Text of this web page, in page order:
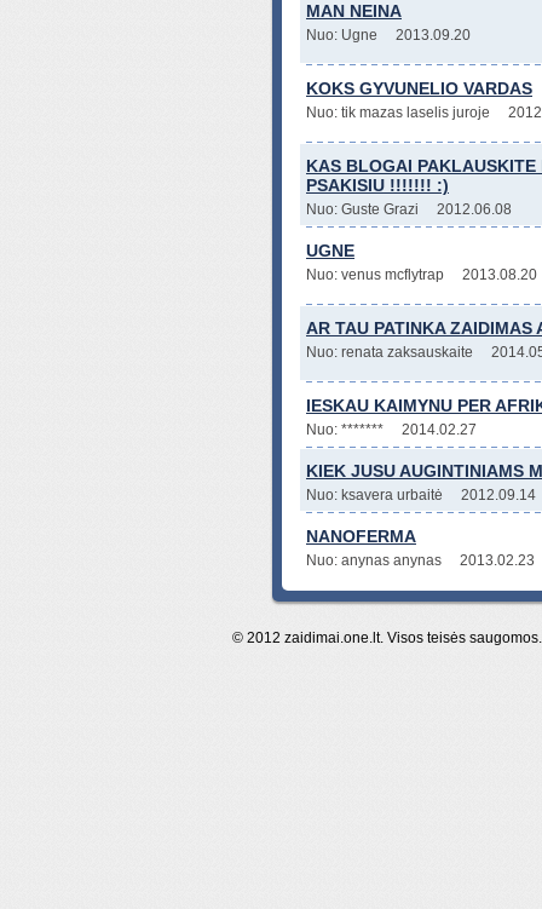
MAN NEINA
Nuo: Ugne 2013.09.20
KOKS GYVUNELIO VARDAS
Nuo: tik mazas laselis juroje
KAS BLOGAI PAKLAUSKITE
PSAKISIU !!!!!!! :)
Nuo: Guste Grazi 2012.06.08
UGNE
Nuo: venus mcflytrap 2013.08.20
AR TAU PATINKA ZAIDIMAS
Nuo: renata zaksauskaite
IESKAU KAIMYNU PER
Nuo: ******* 2014.02.27
KIEK JUSU AUGINTINIAMS
Nuo: ksavera urbaitė 2012.09.14
NANOFERMA
Nuo: anynas anynas 2013.02.23
© 2012 zaidimai.one.lt. Visos teisės